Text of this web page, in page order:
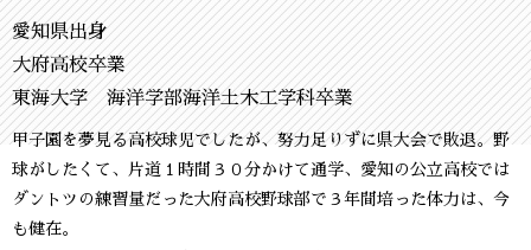
愛知県出身
大府高校卒業
東海大学 海洋学部海洋土木工学科卒業
甲子園を夢見る高校球児でしたが、努力足りずに県大会で敗退。野
球がしたくて、片道１時間３０分かけて通学、愛知の公立高校では
ダントツの練習量だった大府高校野球部で３年間培った体力は、今
も健在。